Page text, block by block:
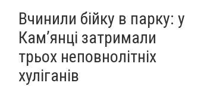
Вчинили бійку в парку: у
Кам’янці затримали
трьох неповнолітніх
хуліганів